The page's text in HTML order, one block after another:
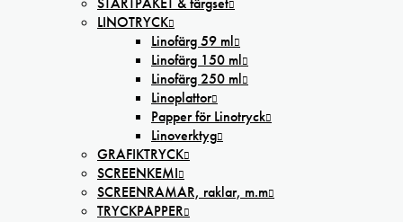
LINOTRYCK
Linofärg 59 ml
Linofärg 150 ml
Linofärg 250 ml
Linoplattor
Papper för Linotryck
Linoverktyg
GRAFIKTRYCK
SCREENKEMI
SCREENRAMAR, raklar, m.m
TRYCKPAPPER